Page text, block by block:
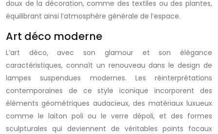
doux de la décoration, comme des textiles ou des plantes,
équilibrant ainsi l’atmosphère générale de l’espace.
Art déco moderne
L’art déco, avec son glamour et son élégance
caractéristiques, connaît un renouveau dans le design de
lampes suspendues modernes. Les réinterprétations
contemporaines de ce style iconique incorporent des
éléments géométriques audacieux, des matériaux luxueux
comme le laiton poli ou le verre dépoli, et des formes
sculpturales qui deviennent de véritables points focaux